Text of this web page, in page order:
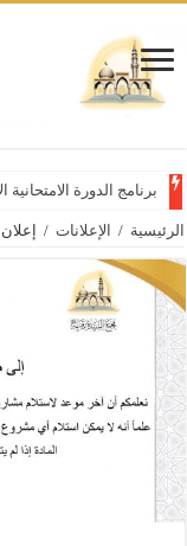
برنامج الدورة الامتحانية
الرئيسية / الإعلانات /